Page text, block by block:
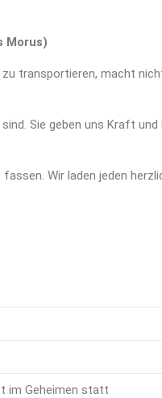
Morus)
transportieren, macht
Sie geben uns Kraft und
Wir laden jeden
im Geheimen statt